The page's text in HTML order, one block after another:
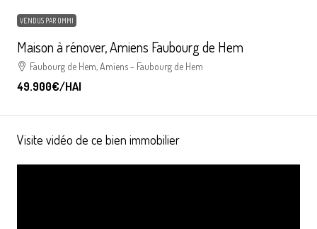
VENDUS PAR OMMI
Maison à rénover, Amiens Faubourg de Hem
Faubourg de Hem, Amiens - Faubourg de Hem
49.900€/HAI
Visite vidéo de ce bien immobilier